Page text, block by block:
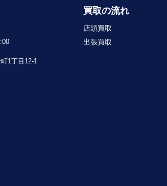
1丁目12-1
買取の流れ
店頭買取
出張買取